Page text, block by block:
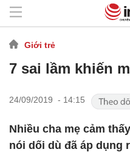
Giới trẻ
7 sai lầm khiến
24/09/2019 - 14:15
Nhiều cha mẹ cảm
nói dối dù đã áp dụng